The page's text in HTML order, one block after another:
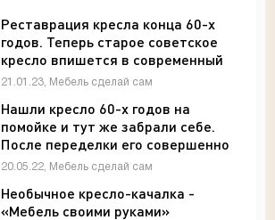
Реставрация кресла конца 60-х
годов. Теперь старое советское
кресло впишется в современный
интерьер - «Мебель»
21.01.23, Мебель сделай сам
Нашли кресло 60-х годов на
помойке и тут же забрали себе.
После переделки его совершенно
не узнать - «Мебель»
20.05.22, Мебель сделай сам
Необычное кресло-качалка -
«Мебель своими руками»